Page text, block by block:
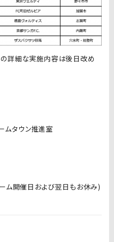
詳細な実施内容は後日改め
タウン推進室
ム開催日および翌日もお休み)